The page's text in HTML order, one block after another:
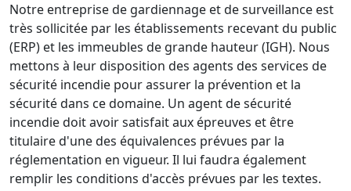
Notre entreprise de gardiennage et de surveillance est
très sollicitée par les établissements recevant du public
(ERP) et les immeubles de grande hauteur (IGH). Nous
mettons à leur disposition des agents des services de
sécurité incendie pour assurer la prévention et la
sécurité dans ce domaine. Un agent de sécurité
incendie doit avoir satisfait aux épreuves et être
titulaire d'une des équivalences prévues par la
réglementation en vigueur. Il lui faudra également
remplir les conditions d'accès prévues par les textes.